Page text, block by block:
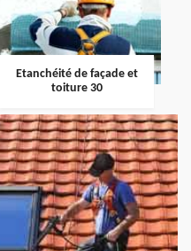
Etanchéité de façade et
toiture 30